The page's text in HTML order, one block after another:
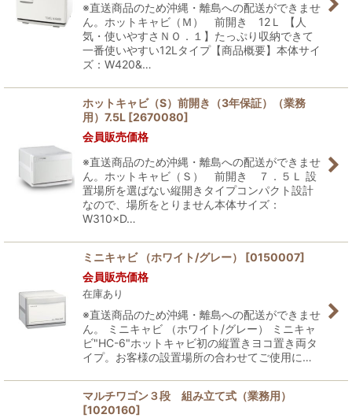
※直送商品のため沖縄・離島への配送ができませ
ん。ホットキャビ（Ｍ） 前開き 12Ｌ 【人
気・使いやすさＮＯ．１】たっぷり収納できて
一番使いやすい12Lタイプ【商品概要】本体サイ
ズ：W420&…
ホットキャビ（S）前開き（3年保証）（業務
用）7.5L [2670080]
会員販売価格
※直送商品のため沖縄・離島への配送ができませ
ん。ホットキャビ（Ｓ） 前開き ７．５Ｌ 設
置場所を選ばない縦開きタイプコンパクト設計
なので、場所をとりません本体サイズ：
W310×D…
ミニキャビ （ホワイト/グレー） [0150007]
会員販売価格
在庫あり
※直送商品のため沖縄・離島への配送ができませ
ん。 ミニキャビ （ホワイト/グレー） ミニキャ
ビ"HC-6"ホットキャビ初の縦置きヨコ置き両タ
イプ。お客様の設置場所の合わせてご使用に…
マルチワゴン３段 組み立て式（業務用）
[1020160]